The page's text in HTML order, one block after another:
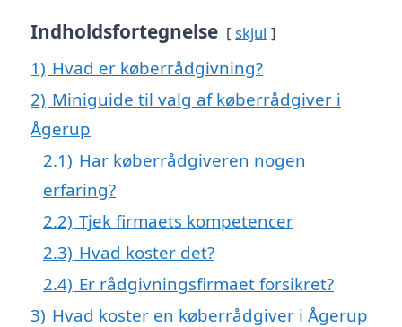
Indholdsfortegnelse skjul
1) Hvad er køberrådgivning?
2) Miniguide til valg af køberrådgiver i
Ågerup
2.1) Har køberrådgiveren nogen
erfaring?
2.2) Tjek firmaets kompetencer
2.3) Hvad koster det?
2.4) Er rådgivningsfirmaet forsikret?
3) Hvad koster en køberrådgiver i Ågerup